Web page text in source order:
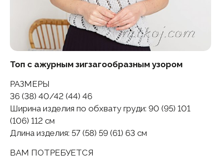
Топ с ажурным зигзагообразным узором
РАЗМЕРЫ
36 (38) 40/42 (44) 46
Ширина изделия по обхвату груди: 90 (95) 101
(106) 112 см
Длина изделия: 57 (58) 59 (61) 63 см
ВАМ ПОТРЕБУЕТСЯ